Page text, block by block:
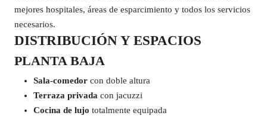
mejores hospitales, áreas de esparcimiento y todos los servicios
necesarios.
DISTRIBUCIÓN Y ESPACIOS
PLANTA BAJA
Sala-comedor con doble altura
Terraza privada con jacuzzi
Cocina de lujo totalmente equipada